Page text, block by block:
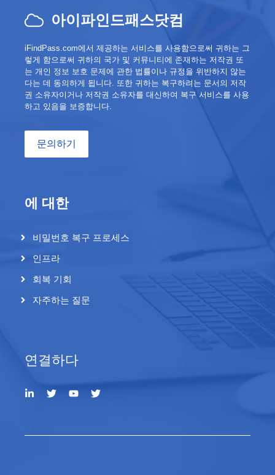
아이파인드패스닷컴
iFindPass.com에서 제공하는 서비스를 사용함으로써 귀하는 그
렇게 함으로써 귀하의 국가 및 커뮤니티에 존재하는 저작권 또
는 개인 정보 보호 문제에 관한 법률이나 규정을 위반하지 않는
다는 데 동의하게 됩니다. 또한 귀하는 복구하려는 문서의 저작
권 소유자이거나 저작권 소유자를 대신하여 복구 서비스를 사용
하고 있음을 보증합니다.
문의하기
에 대한
비밀번호 복구 프로세스
인프라
회복 기회
자주하는 질문
연결하다